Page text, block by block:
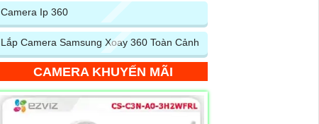
Camera Ip 360
Lắp Camera Samsung Xoay 360 Toàn Cảnh
CAMERA KHUYẾN MÃI